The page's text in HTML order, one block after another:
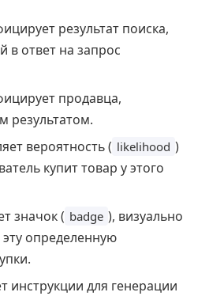
результат поиска,
в ответ на запрос
продавца,
результатом.
вероятность ( likelihood )
купит товар у этого
значок ( badge ), визуально
определенную
инструкции для генерации